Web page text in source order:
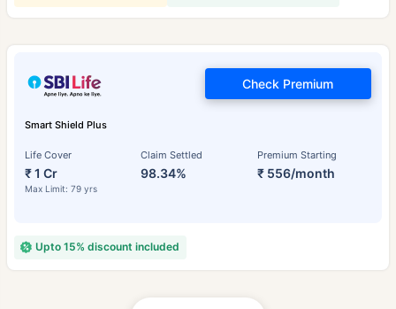
Smart Shield Plus
Life Cover
₹ 1 Cr
Max Limit: 79 yrs
Claim Settled
98.34%
Premium Starting
₹ 556/month
Check Premium
Upto 15% discount included